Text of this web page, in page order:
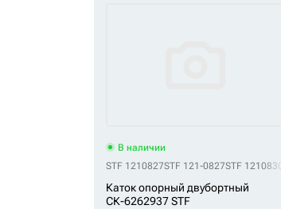
В наличии
STF 1210827STF 121-0827STF 1210830
Каток опорный двубортный
СК-6262937 STF